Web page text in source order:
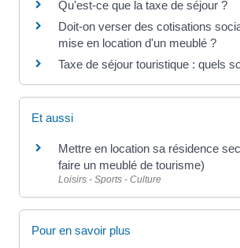
Qu'est-ce que la taxe de séjour ?
Doit-on verser des cotisations
mise en location d'un meublé ?
Taxe de séjour touristique : quels
Et aussi
Mettre en location sa résidence
faire un meublé de tourisme)
Loisirs - Sports - Culture
Pour en savoir plus